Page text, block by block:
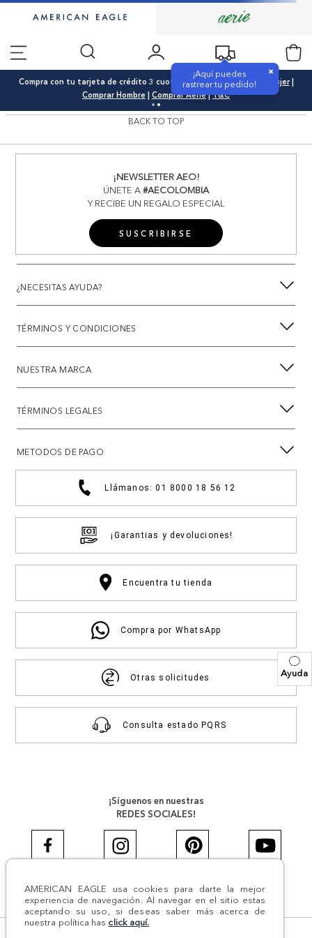
Ayuda
AMERICAN EAGLE usa cookies para darte la mejor
experiencia de navegación. Al navegar en el sitio estas
aceptando su uso, si deseas saber más acerca de
nuestra política has click aquí.
¡Aquí puedes
rastrear tu pedido!
×
Compra con tu tarjeta de crédito 3 cuotas 0% interés |Comprar Mujer|
Comprar Hombre | Comprar Aerie|T&C
BACK TO TOP
¡NEWSLETTER AEO!
ÚNETE A#AECOLOMBIA
Y RECIBE UN REGALO ESPECIAL
SUSCRIBIRSE
¿NECESITAS AYUDA?
TÉRMINOS Y CONDICIONES
NUESTRA MARCA
TÉRMINOS LEGALES
METODOS DE PAGO
Llámanos: 01 8000 18 56 12
¡Garantias y devoluciones!
Encuentra tu tienda
Compra por WhatsApp
Otras solicitudes
Consulta estado PQRS
¡Síguenos en nuestras
REDES SOCIALES!
#AEJEANS #AerieREALCOL